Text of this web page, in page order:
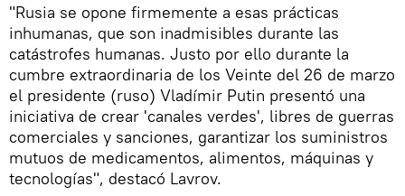
"Rusia se opone firmemente a esas prácticas
inhumanas, que son inadmisibles durante las
catástrofes humanas. Justo por ello durante la
cumbre extraordinaria de los Veinte del 26 de marzo
el presidente (ruso) Vladímir Putin presentó una
iniciativa de crear 'canales verdes', libres de guerras
comerciales y sanciones, garantizar los suministros
mutuos de medicamentos, alimentos, máquinas y
tecnologías", destacó Lavrov.